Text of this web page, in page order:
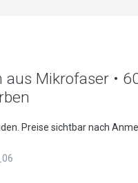
Mikrofaser •
Preise sichtbar nach